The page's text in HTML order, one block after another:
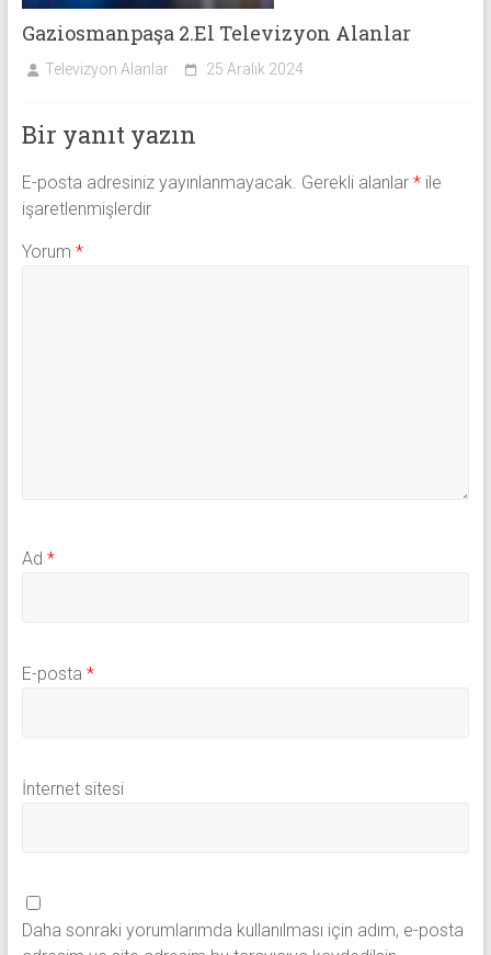
Gaziosmanpaşa 2.El Televizyon Alanlar
Televizyon Alanlar 25 Aralık 2024
Bir yanıt yazın
E-posta adresiniz yayınlanmayacak. Gerekli alanlar *ile
işaretlenmişlerdir
Yorum *
Ad *
E-posta *
İnternet sitesi
Daha sonraki yorumlarımda kullanılması için adım, e-posta